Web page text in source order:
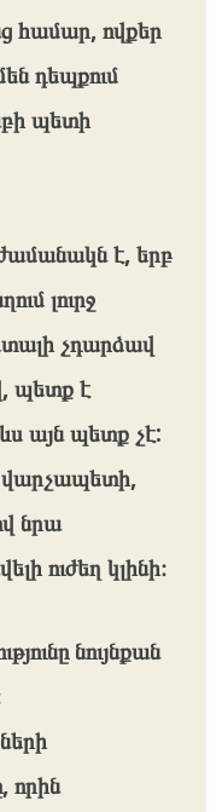
համար, ովքեր
դեպքում
պետի
է, երբ
լուրջ
չդարձավ
պետք է
այն պետք չէ:
վարչապետի,
նրա
ուժեղ կլինի։
նույնքան
որին